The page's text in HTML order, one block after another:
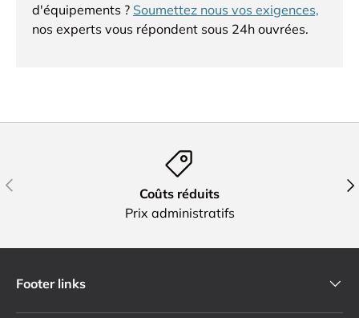
d'équipements ? Soumettez nous vos exigences,
nos experts vous répondent sous 24h ouvrées.
Précédent
Coûts réduits
Prix administratifs
Footer links